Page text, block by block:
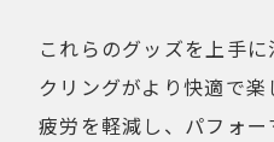
これらのグッズを上手
クリングがより快適で楽
疲労を軽減し、パフォ